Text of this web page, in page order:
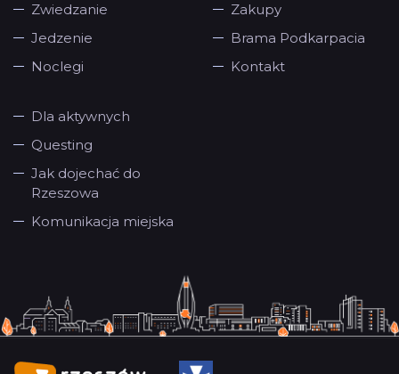
Zwiedzanie
Jedzenie
Noclegi
Zakupy
Brama Podkarpacia
Kontakt
Dla aktywnych
Questing
Jak dojechać do
Rzeszowa
Komunikacja miejska